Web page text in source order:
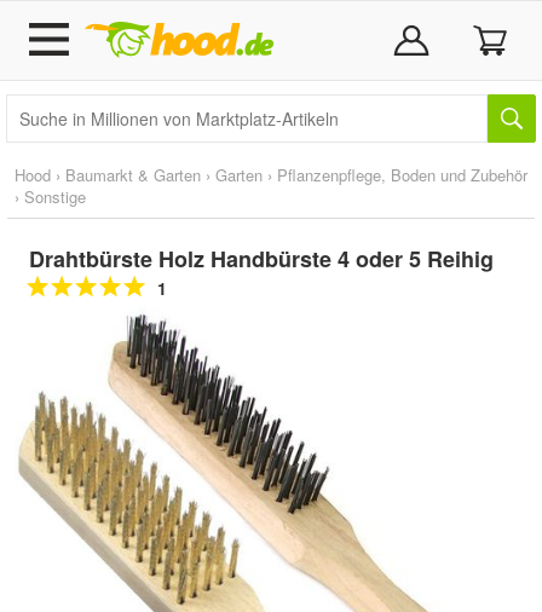
Hood › Baumarkt & Garten › Garten › Pflanzenpflege, Boden und Zubehör
› Sonstige
Drahtbürste Holz Handbürste 4 oder 5 Reihig
1